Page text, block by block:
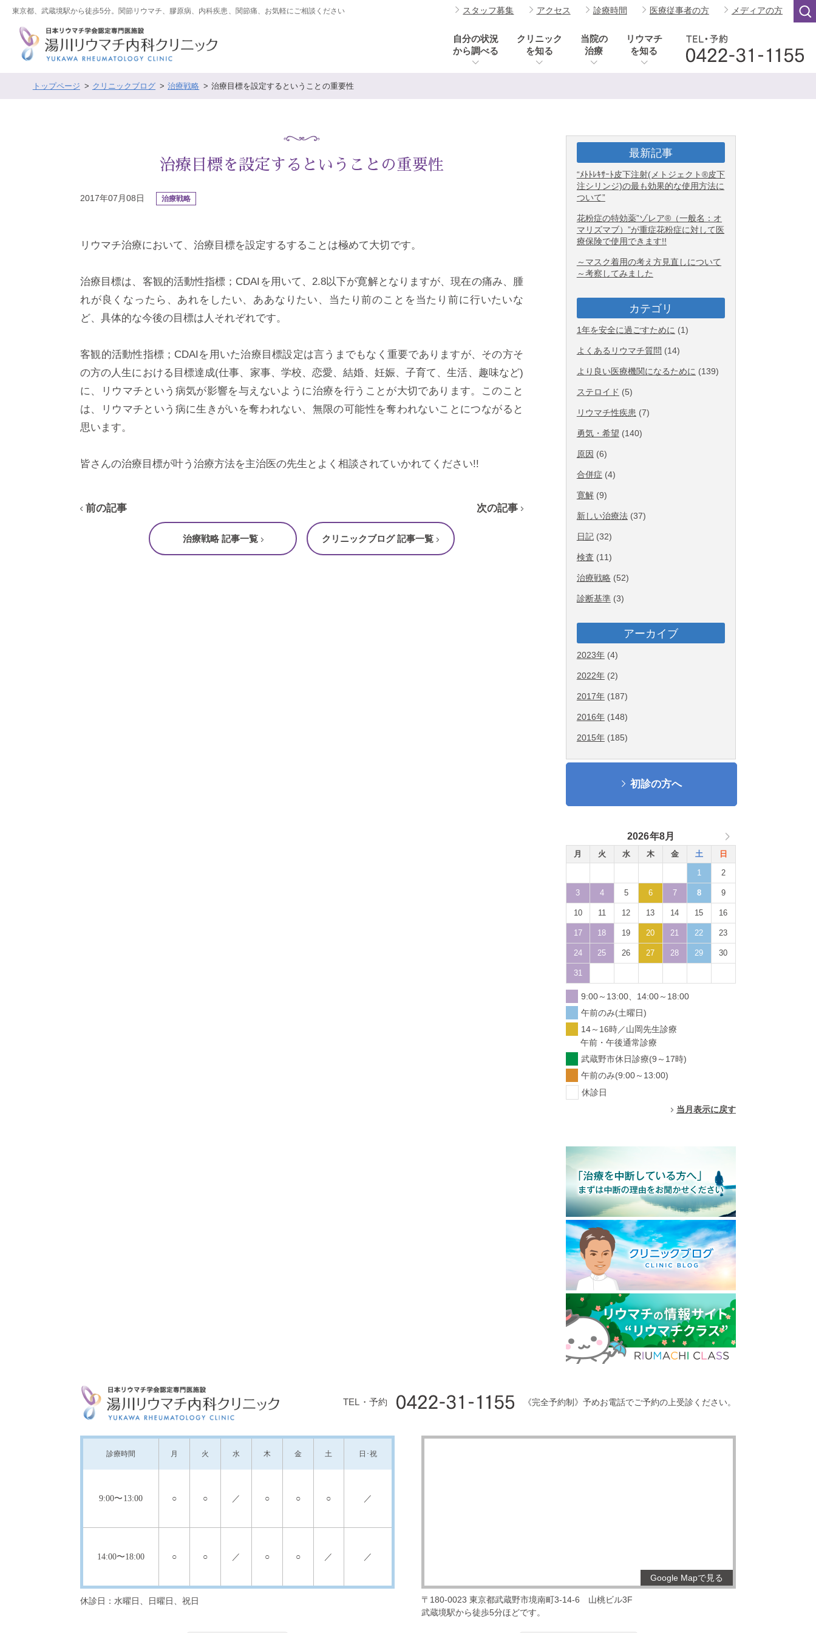
東京都、武蔵境駅から徒歩5分。関節リウマチ、膠原病、内科疾患、関節痛、お気軽にご相談ください
自分の状況
から調べる
クリニック
を知る
当院の
治療
リウマチ
を知る
スタッフ募集 アクセス 診療時間 医療従事者の方 メディアの方
トップページ クリニックブログ 治療戦略 治療目標を設定するということの重要性
治療目標を設定するということの重要性
2017年07月08日 治療戦略
リウマチ治療において、治療目標を設定するすることは極めて大切です。
治療目標は、客観的活動性指標；CDAIを用いて、2.8以下が寛解となりますが、現在の痛み、腫
れが良くなったら、あれをしたい、ああなりたい、当たり前のことを当たり前に行いたいな
ど、具体的な今後の目標は人それぞれです。
客観的活動性指標；CDAIを用いた治療目標設定は言うまでもなく重要でありますが、その方そ
の方の人生における目標達成(仕事、家事、学校、恋愛、結婚、妊娠、子育て、生活、趣味など)
に、リウマチという病気が影響を与えないように治療を行うことが大切であります。このこと
は、リウマチという病に生きがいを奪われない、無限の可能性を奪われないことにつながると
思います。
皆さんの治療目標が叶う治療方法を主治医の先生とよく相談されていかれてください!!
前の記事 次の記事
治療戦略 記事一覧 クリニックブログ 記事一覧
最新記事
“ﾒﾄﾄﾚｷｻｰﾄ皮下注射(メトジェクト®皮下
注シリンジ)の最も効果的な使用方法に
ついて”
花粉症の特効薬”ゾレア®（一般名：オ
マリズマブ）”が重症花粉症に対して医
療保険で使用できます!!
～マスク着用の考え方見直しについて
～考察してみました
カテゴリ
1年を安全に過ごすために (1)
よくあるリウマチ質問 (14)
より良い医療機関になるために (139)
ステロイド (5)
リウマチ性疾患 (7)
勇気・希望 (140)
原因 (6)
合併症 (4)
寛解(9)
新しい治療法(37)
日記(32)
検査 (11)
治療戦略 (52)
診断基準(3)
アーカイブ
2023年(4)
2022年(2)
2017年(187)
2016年(148)
2015年(185)
初診の方へ
2026年8月
月 火 水 木 金 土 日
1 2
3 4 5 6 7 8 9
10 11 12 13 14 15 16
17 18 19 20 21 22 23
24 25 26 27 28 29 30
31
9:00～13:00、14:00～18:00
午前のみ(土曜日)
14～16時／山岡先生診療
午前・午後通常診療
武蔵野市休日診療(9～17時)
午前のみ(9:00～13:00)
休診日
当月表示に戻す
TEL・予約 《完全予約制》予めお電話でご予約の上受診ください。
診療時間 月 火 水 木 金 土 日･祝
9:00〜13:00 ○ ○ ／ ○ ○ ○ ／
14:00〜18:00 ○ ○ ／ ○ ○ ／ ／
休診日：水曜日、日曜日、祝日
Google Mapで見る
〒180-0023 東京都武蔵野市境南町3-14-6
山桃ビル3F
武蔵境駅から徒歩5分ほどです。